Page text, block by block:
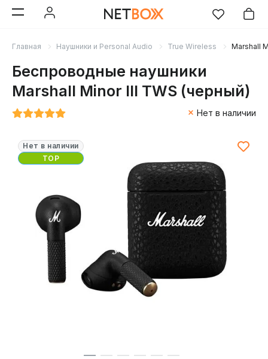
Главная Наушники и Personal Audio True Wireless Marshall
Беспроводные наушники
Marshall Minor III TWS (черный)
Нет в наличии
Нет в наличии
TOP